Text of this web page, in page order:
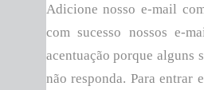
Adicione nosso e-mail
com sucesso nossos e-
acentuação porque alguns
não responda. Para entrar